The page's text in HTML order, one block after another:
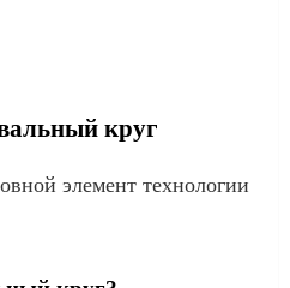
круг
элемент технологии